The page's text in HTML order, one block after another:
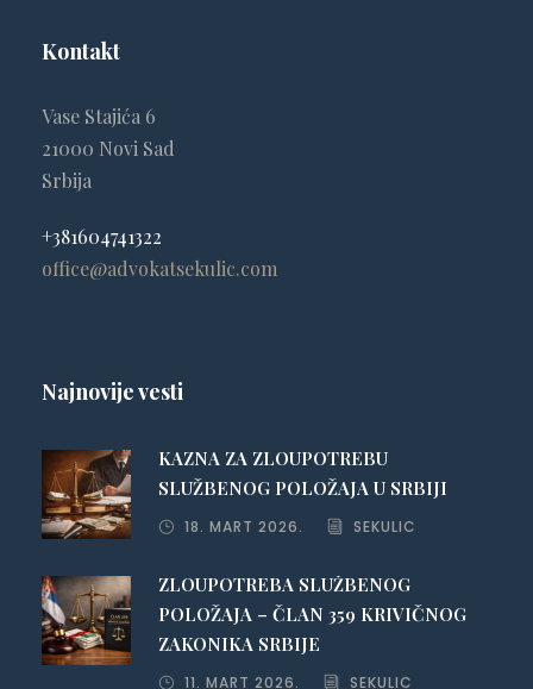
Kontakt
Vase Stajića 6
21000 Novi Sad
Srbija
+381604741322
office@advokatsekulic.com
Najnovije vesti
KAZNA ZA ZLOUPOTREBU
SLUŽBENOG POLOŽAJA U SRBIJI
18. MART 2026. SEKULIC
ZLOUPOTREBA SLUŽBENOG
POLOŽAJA – ČLAN 359 KRIVIČNOG
ZAKONIKA SRBIJE
11. MART 2026. SEKULIC